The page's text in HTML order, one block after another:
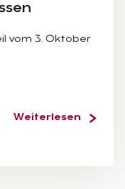
vom 3. Oktober
Weiterlesen